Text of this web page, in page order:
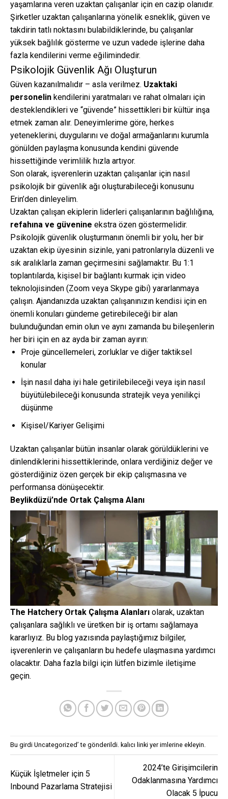
yaşamlarına veren uzaktan çalışanlar için en cazip olanıdır.
Şirketler uzaktan çalışanlarına yönelik esneklik, güven ve
takdirin tatlı noktasını bulabildiklerinde, bu çalışanlar
yüksek bağlılık gösterme ve uzun vadede işlerine daha
fazla kendilerini verme eğilimindedir.
Psikolojik Güvenlik Ağı Oluşturun
Güven kazanılmalıdır – asla verilmez. Uzaktaki
personelin kendilerini yaratmaları ve rahat olmaları için
desteklendikleri ve “güvende” hissettikleri bir kültür inşa
etmek zaman alır. Deneyimlerime göre, herkes
yeteneklerini, duygularını ve doğal armağanlarını kurumla
gönülden paylaşma konusunda kendini güvende
hissettiğinde verimlilik hızla artıyor.
Son olarak, işverenlerin uzaktan çalışanlar için nasıl
psikolojik bir güvenlik ağı oluşturabileceği konusunu
Erin’den dinleyelim.
Uzaktan çalışan ekiplerin liderleri çalışanlarının bağlılığına,
refahına ve güvenine ekstra özen göstermelidir.
Psikolojik güvenlik oluşturmanın önemli bir yolu, her bir
uzaktan ekip üyesinin sizinle, yani patronlarıyla düzenli ve
sık aralıklarla zaman geçirmesini sağlamaktır. Bu 1:1
toplantılarda, kişisel bir bağlantı kurmak için video
teknolojisinden (Zoom veya Skype gibi) yararlanmaya
çalışın. Ajandanızda uzaktan çalışanınızın kendisi için en
önemli konuları gündeme getirebileceği bir alan
bulunduğundan emin olun ve aynı zamanda bu bileşenlerin
her biri için en az ayda bir zaman ayırın:
Proje güncellemeleri, zorluklar ve diğer taktiksel
konular
İşin nasıl daha iyi hale getirilebileceği veya işin nasıl
büyütülebileceği konusunda stratejik veya yenilikçi
düşünme
Kişisel/Kariyer Gelişimi
Uzaktan çalışanlar bütün insanlar olarak görüldüklerini ve
dinlendiklerini hissettiklerinde, onlara verdiğiniz değer ve
gösterdiğiniz özen gerçek bir ekip çalışmasına ve
performansa dönüşecektir.
Beylikdüzü’nde Ortak Çalışma Alanı
The Hatchery Ortak Çalışma Alanları olarak, uzaktan
çalışanlara sağlıklı ve üretken bir iş ortamı sağlamaya
kararlıyız. Bu blog yazısında paylaştığımız bilgiler,
işverenlerin ve çalışanların bu hedefe ulaşmasına yardımcı
olacaktır. Daha fazla bilgi için lütfen bizimle iletişime
geçin.
Bu girdi Uncategorized’ te gönderildi. kalıcı linki yer imlerine ekleyin.
Küçük İşletmeler için 5
Inbound Pazarlama Stratejisi
2024’te Girişimcilerin
Odaklanmasına Yardımcı
Olacak 5 İpucu